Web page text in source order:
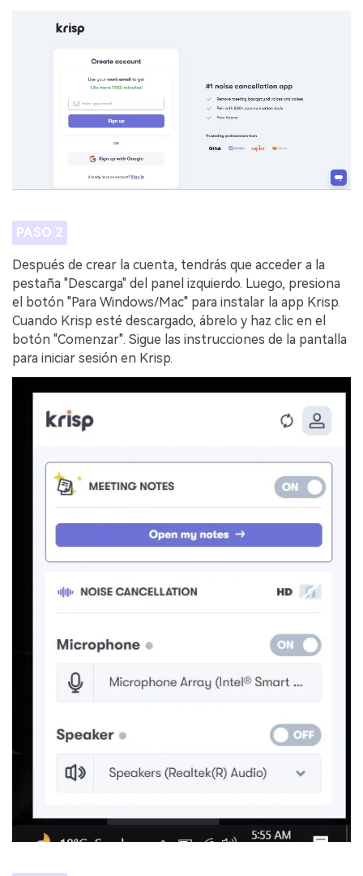
PASO 2
Después de crear la cuenta, tendrás que acceder a la
pestaña "Descarga" del panel izquierdo. Luego, presiona
el botón "Para Windows/Mac" para instalar la app Krisp.
Cuando Krisp esté descargado, ábrelo y haz clic en el
botón "Comenzar". Sigue las instrucciones de la pantalla
para iniciar sesión en Krisp.